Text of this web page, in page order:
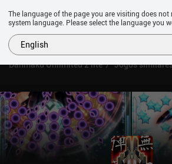
Danmaku Unlimited 2 lite Jogos
The language of the page you are visiting does not
system language. Please select the language you
English